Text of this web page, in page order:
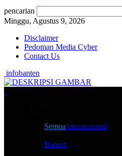
pencarian
Minggu, Agustus 9, 2026
Disclaimer
Pedoman Media Cyber
Contact Us
infobanten
SemuaInternasional
Banten